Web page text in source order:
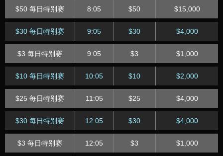
$5 每日快速 22:15 $5.00 $1,200
$1 每日快速 22:15 $1 $400
$50 每日快速 23:15 $50.00 $1,000
$10 每日快速 23:15 $10 $1,500
$2 每日快速 23:15 $2.00 $600
$50 每日特别赛 8:05 $50 $15,000
$30 每日特别赛 9:05 $30 $4,000
$3 每日特别赛 9:05 $3 $1,000
$10 每日特别赛 10:05 $10 $2,000
$25 每日特别赛 11:05 $25 $4,000
$30 每日特别赛 12:05 $30 $4,000
$3 每日特别赛 12:05 $3 $1,000